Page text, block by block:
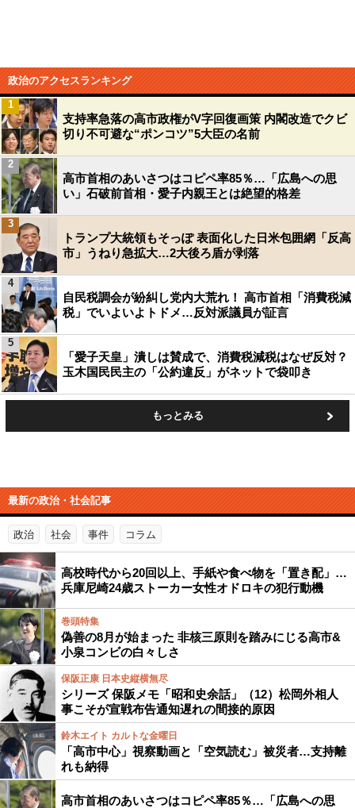
政治のアクセスランキング
支持率急落の高市政権がV字回復画策 内閣改造でクビ
切り不可避な“ポンコツ”5大臣の名前
1
高市首相のあいさつはコピペ率85％…「広島への思
い」石破前首相・愛子内親王とは絶望的格差
2
トランプ大統領もそっぽ 表面化した日米包囲網「反高
市」うねり急拡大…2大後ろ盾が剥落
3
自民税調会が紛糾し党内大荒れ！ 高市首相「消費税減
税」でいよいよトドメ…反対派議員が証言
4
「愛子天皇」潰しは賛成で、消費税減税はなぜ反対？
玉木国民民主の「公約違反」がネットで袋叩き
5
もっとみる
最新の政治・社会記事
政治 社会 事件 コラム
高校時代から20回以上、手紙や食べ物を「置き配」…
兵庫尼崎24歳ストーカー女性オドロキの犯行動機
巻頭特集
偽善の8月が始まった 非核三原則を踏みにじる高市&
小泉コンビの白々しさ
保阪正康 日本史縦横無尽
シリーズ 保阪メモ「昭和史余話」（12）松岡外相人
事こそが宣戦布告通知遅れの間接的原因
鈴木エイト カルトな金曜日
「高市中心」視察動画と「空気読む」被災者…支持離
れも納得
高市首相のあいさつはコピペ率85％…「広島への思